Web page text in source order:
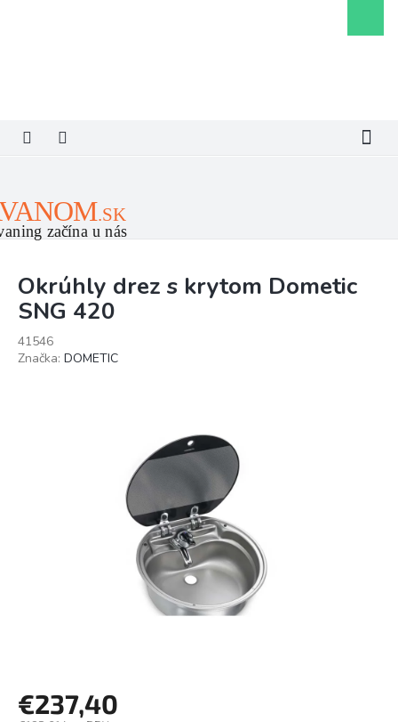
košík
Okrúhly drez s krytom Dometic
SNG 420
41546
Značka: DOMETIC
€237,40